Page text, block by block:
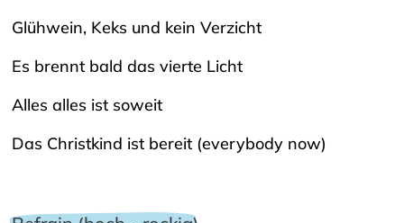
Glühwein, Keks und kein Verzicht
Es brennt bald das vierte Licht
Alles alles ist soweit
Das Christkind ist bereit (everybody now)